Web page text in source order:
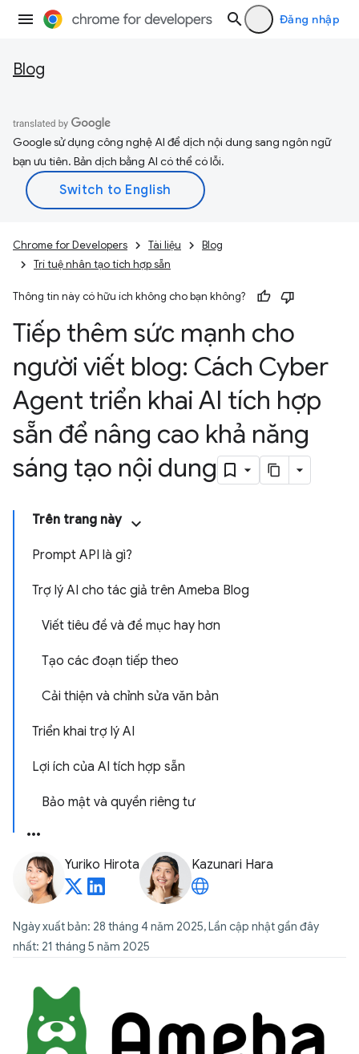
Đăng nhập
Blog
Google sử dụng công nghệ AI để dịch nội dung sang ngôn ngữ
bạn ưu tiên. Bản dịch bằng AI có thể có lỗi.
Chrome for Developers Tài liệu
Blog
Trí tuệ nhân tạo tích hợp sẵn
Thông tin này có hữu ích không cho bạn không?
Tiếp thêm sức mạnh cho
người viết blog: Cách Cyber
Agent triển khai AI tích hợp
sẵn để nâng cao khả năng
sáng tạo nội dung
Trên trang này
Prompt API là gì?
Trợ lý AI cho tác giả trên Ameba Blog
Viết tiêu đề và đề mục hay hơn
Tạo các đoạn tiếp theo
Cải thiện và chỉnh sửa văn bản
Triển khai trợ lý AI
Lợi ích của AI tích hợp sẵn
Bảo mật và quyền riêng tư
Yuriko Hirota Kazunari Hara
Ngày xuất bản: 28 tháng 4 năm 2025, Lần cập nhật gần đây
nhất: 21 tháng 5 năm 2025